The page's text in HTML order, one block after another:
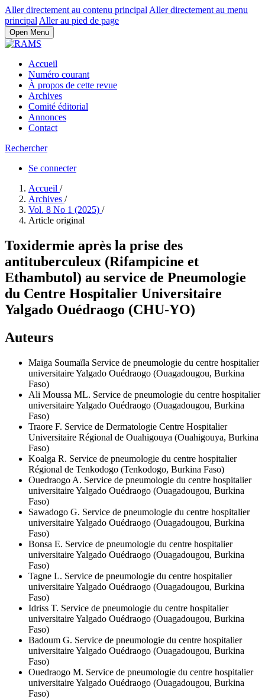
Aller directement au contenu principal Aller directement au menu
principal Aller au pied de page
Open Menu
Accueil
Numéro courant
À propos de cette revue
Archives
Comité éditorial
Annonces
Contact
Rechercher
Se connecter
Accueil /
Archives /
Vol. 8 No 1 (2025) /
Article original
Toxidermie après la prise des
antituberculeux (Rifampicine et
Ethambutol) au service de Pneumologie
du Centre Hospitalier Universitaire
Yalgado Ouédraogo (CHU-YO)
Auteurs
Maïga Soumaïla Service de pneumologie du centre hospitalier
universitaire Yalgado Ouédraogo (Ouagadougou, Burkina
Faso)
Ali Moussa ML. Service de pneumologie du centre hospitalier
universitaire Yalgado Ouédraogo (Ouagadougou, Burkina
Faso)
Traore F. Service de Dermatologie Centre Hospitalier
Universitaire Régional de Ouahigouya (Ouahigouya, Burkina
Faso)
Koalga R. Service de pneumologie du centre hospitalier
Régional de Tenkodogo (Tenkodogo, Burkina Faso)
Ouedraogo A. Service de pneumologie du centre hospitalier
universitaire Yalgado Ouédraogo (Ouagadougou, Burkina
Faso)
Sawadogo G. Service de pneumologie du centre hospitalier
universitaire Yalgado Ouédraogo (Ouagadougou, Burkina
Faso)
Bonsa E. Service de pneumologie du centre hospitalier
universitaire Yalgado Ouédraogo (Ouagadougou, Burkina
Faso)
Tagne L. Service de pneumologie du centre hospitalier
universitaire Yalgado Ouédraogo (Ouagadougou, Burkina
Faso)
Idriss T. Service de pneumologie du centre hospitalier
universitaire Yalgado Ouédraogo (Ouagadougou, Burkina
Faso)
Badoum G. Service de pneumologie du centre hospitalier
universitaire Yalgado Ouédraogo (Ouagadougou, Burkina
Faso)
Ouedraogo M. Service de pneumologie du centre hospitalier
universitaire Yalgado Ouédraogo (Ouagadougou, Burkina
Faso)